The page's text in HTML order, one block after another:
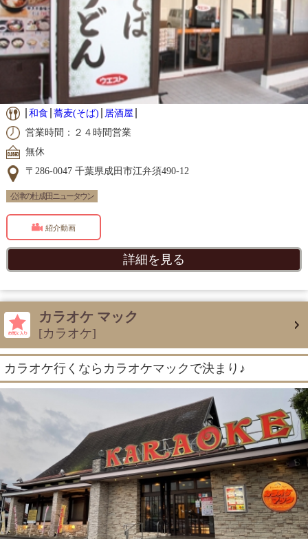
和食 蕎麦(そば)
居酒屋
営業時間：２４時間営業
無休
〒286-0047 千葉県成田市江弁須490-12
公津の杜 成田ニュータウン
紹介動画
詳細を見る
カラオケ マック
[カラオケ]
カラオケ行くならカラオケマックで決まり♪